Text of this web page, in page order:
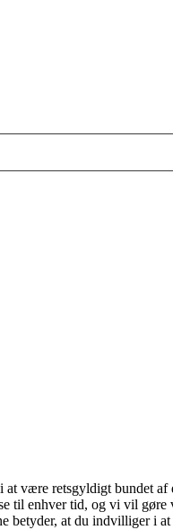
være retsgyldigt bundet
enhver tid, og vi vil
at du indvilliger i